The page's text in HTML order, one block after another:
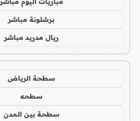
برشلونة مباشر
ريال مدريد مباشر
سطحة الرياض
سطحه
سطحة بين المدن